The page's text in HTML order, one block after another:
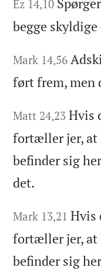
Ez 14,10
begge
Mark 14,56
ført frem, men
Matt 24,23 Hvis
fortæller jer, at
befinder sig
det.
Mark 13,21 Hvis
fortæller jer, at
befinder sig